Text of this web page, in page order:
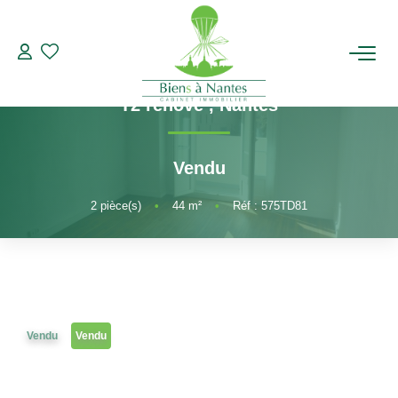
ACHETER
ESTIMER
Référence 575TD81
Nantes Hypercentre Immeuble Gloriette
T2 rénové,Nantes
Vendu
2 pièce(s) • 44 m² • Réf : 575TD81
Vendu Vendu